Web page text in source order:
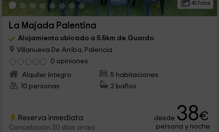
45 Fotos
La Majada Palentina
Alojamiento ubicado a 5.5km de Guardo
Villanueva De Arriba, Palencia
0 opiniones
Alquiler íntegro
5 habitaciones
10 personas
2 baños
Reserva inmediata
Cancelación 30 días antes
desde 38€
persona y noche